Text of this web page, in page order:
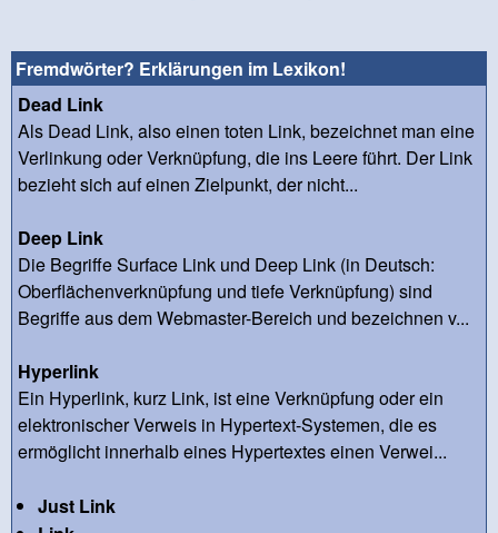
Fremdwörter? Erklärungen im Lexikon!
Dead Link
Als Dead Link, also einen toten Link, bezeichnet man eine
Verlinkung oder Verknüpfung, die ins Leere führt. Der Link
bezieht sich auf einen Zielpunkt, der nicht...
Deep Link
Die Begriffe Surface Link und Deep Link (in Deutsch:
Oberflächenverknüpfung und tiefe Verknüpfung) sind
Begriffe aus dem Webmaster-Bereich und bezeichnen v...
Hyperlink
Ein Hyperlink, kurz Link, ist eine Verknüpfung oder ein
elektronischer Verweis in Hypertext-Systemen, die es
ermöglicht innerhalb eines Hypertextes einen Verwei...
Just Link